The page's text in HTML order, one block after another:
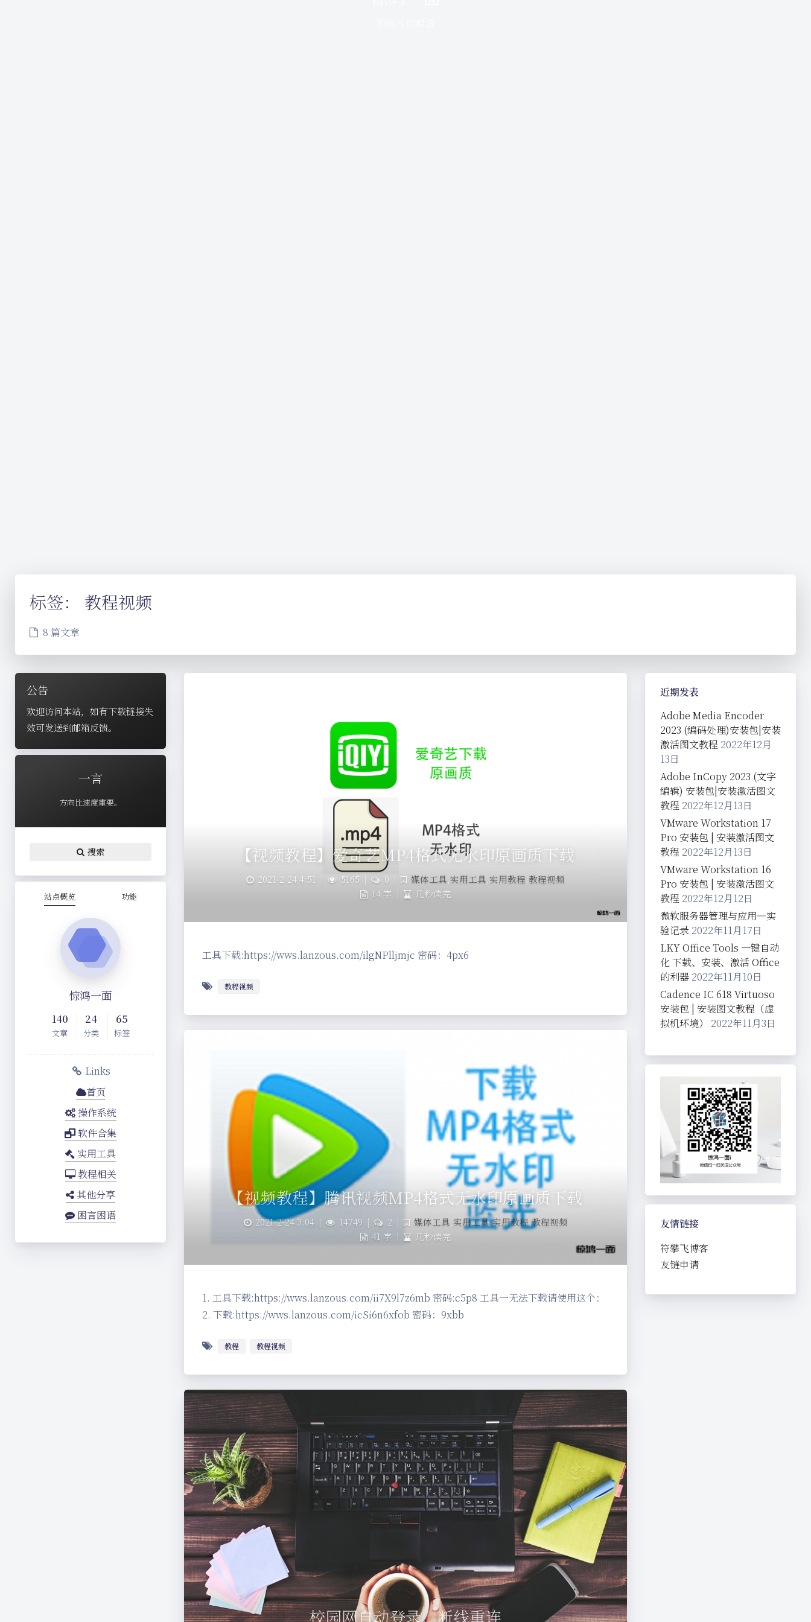
标签： 教程视频
8 篇文章
公告
欢迎访问本站，如有下载链接失
效可发送到邮箱反馈。
一言
方向比速度重要。
搜索
站点概览 功能
惊鸿一面
140
文章
24
分类
65
标签
Links
首页
操作系统
软件合集
实用工具
教程相关
其他分享
困言困语
近期发表
Adobe Media Encoder
2023 (编码处理)安装包|安装
激活图文教程 2022年12月
13日
Adobe InCopy 2023 (文字
编辑) 安装包|安装激活图文
教程 2022年12月13日
VMware Workstation 17
Pro 安装包 | 安装激活图文
教程 2022年12月13日
VMware Workstation 16
Pro 安装包 | 安装激活图文
教程 2022年12月12日
微软服务器管理与应用—实
验记录 2022年11月17日
LKY Office Tools 一键自动
化 下载、安装、激活 Office
的利器 2022年11月10日
Cadence IC 618 Virtuoso
安装包 | 安装图文教程（虚
拟机环境）
2022年11月3日
友情链接
符攀飞博客
友链申请
【视频教程】爱奇艺MP4格式无水印原画质下载
2021-2-24 4:51 5165 0 媒体工具 实用工具 实用教程 教程视频
14 字 | 几秒读完
工具下载:https://wws.lanzous.com/ilgNPlljmjc 密码：4px6
教程视频
【视频教程】腾讯视频MP4格式无水印原画质下载
2021-2-24 3:04 | 14749 | 2 | 媒体工具 实用工具,实用教程,教程视频
41 字 | 几秒读完
1. 工具下载:https://wws.lanzous.com/ii7X9l7z6mb 密码:c5p8 工具一无法下载请使用这个：
2. 下载:https://wws.lanzous.com/icSi6n6xfob 密码：9xbb
教程 教程视频
校园网自动登录，断线重连